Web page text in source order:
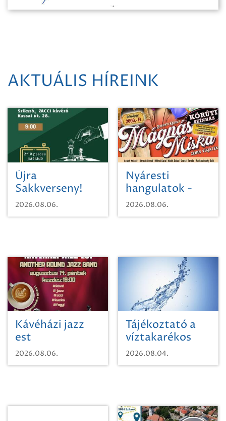
AKTUÁLIS HÍREINK
Újra
Sakkverseny!
2026.08.06.
Nyáresti
hangulatok -
Mágnás Miska
2026.08.06.
Kávéházi jazz
est
2026.08.06.
Tájékoztató a
víztakarékos
vízhasználatról
2026.08.04.